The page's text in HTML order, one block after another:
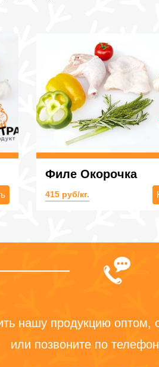
Филе Окорочка
415 руб/кг.
нашу продукцию оптом,
или позвоните по